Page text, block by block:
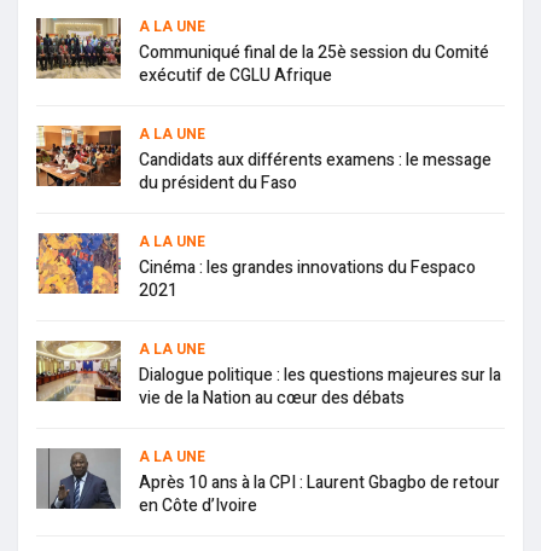
A LA UNE
Communiqué final de la 25è session du Comité
exécutif de CGLU Afrique
A LA UNE
Candidats aux différents examens : le message
du président du Faso
A LA UNE
Cinéma : les grandes innovations du Fespaco
2021
A LA UNE
Dialogue politique : les questions majeures sur la
vie de la Nation au cœur des débats
A LA UNE
Après 10 ans à la CPI : Laurent Gbagbo de retour
en Côte d’Ivoire